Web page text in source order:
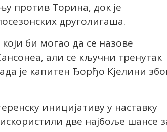
против Торина, док је
друголигаша.
који би могао да се назове
али се кључни тренутак
је капитен Ђорђо Кјелини
иницијативу у наставку
две најбоље шансе